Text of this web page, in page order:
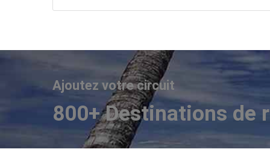
Ajoutez votre circuit
800+ Destinations de